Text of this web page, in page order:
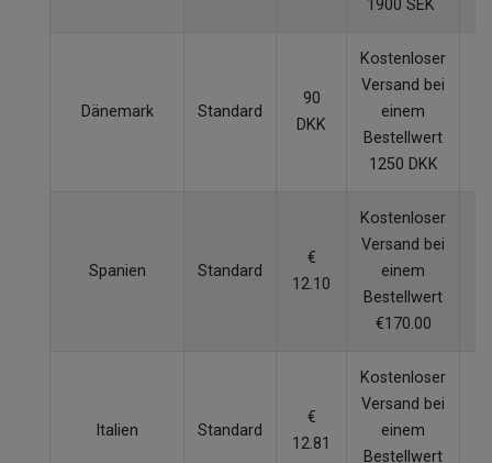
1900 SEK
Dänemark Standard
90
DKK
Kostenloser
Versand bei
einem
Bestellwert
1250 DKK
Spanien Standard
€
12.10
Kostenloser
Versand bei
einem
Bestellwert
€170.00
Italien Standard
€
12.81
Kostenloser
Versand bei
einem
Bestellwert